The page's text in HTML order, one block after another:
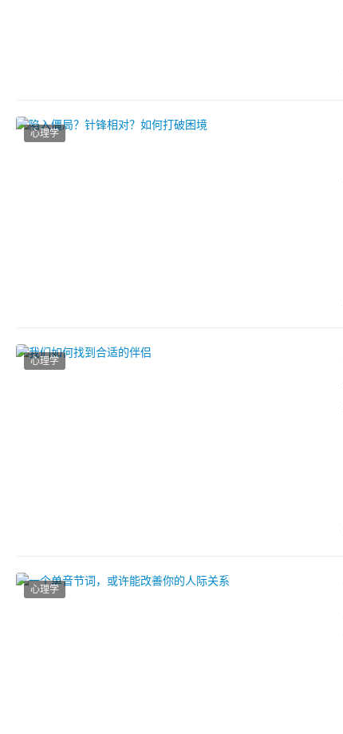
心理学
心理学
心理学